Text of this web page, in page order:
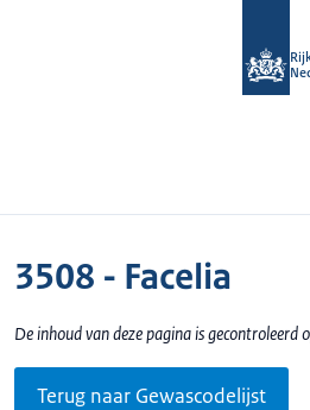
3508 - Facelia
De inhoud van deze pagina is gecontroleerd
Terug naar Gewascodelijst